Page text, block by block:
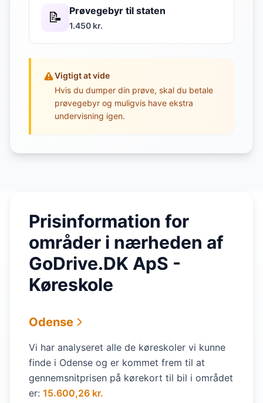
📝 Prøvegebyr til staten
1.450 kr.
Vigtigt at vide
Hvis du dumper din prøve, skal du betale
prøvegebyr og muligvis have ekstra
undervisning igen.
Prisinformation for
områder i nærheden af
GoDrive.DK ApS -
Køreskole
Odense
Vi har analyseret alle de køreskoler vi kunne
finde i Odense og er kommet frem til at
gennemsnitprisen på kørekort til bil i området
er: 15.600,26 kr.